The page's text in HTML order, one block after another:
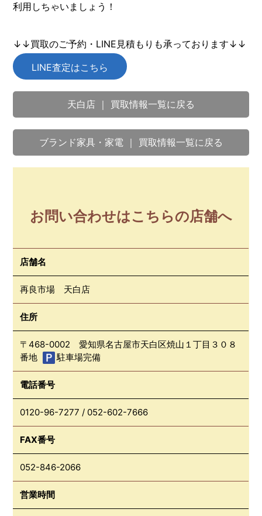
利用しちゃいましょう！
↓↓買取のご予約・LINE見積もりも承っております↓↓
LINE査定はこちら
天白店 ｜ 買取情報一覧に戻る
ブランド家具・家電 ｜ 買取情報一覧に戻る
お問い合わせはこちらの店舗へ
店舗名
再良市場 天白店
住所
〒468-0002 愛知県名古屋市天白区焼山１丁目３０８
番地
駐車場完備
電話番号
0120-96-7277 / 052-602-7666
FAX番号
052-846-2066
営業時間